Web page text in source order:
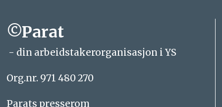
©Parat
- din arbeidstakerorganisasjon i YS
Org.nr. 971 480 270
Parats presserom